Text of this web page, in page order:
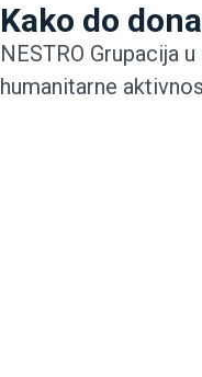
Kako do
NESTRO Grupacija
humanitarne